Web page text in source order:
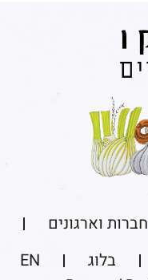
חברות וארגונים
בלוג EN